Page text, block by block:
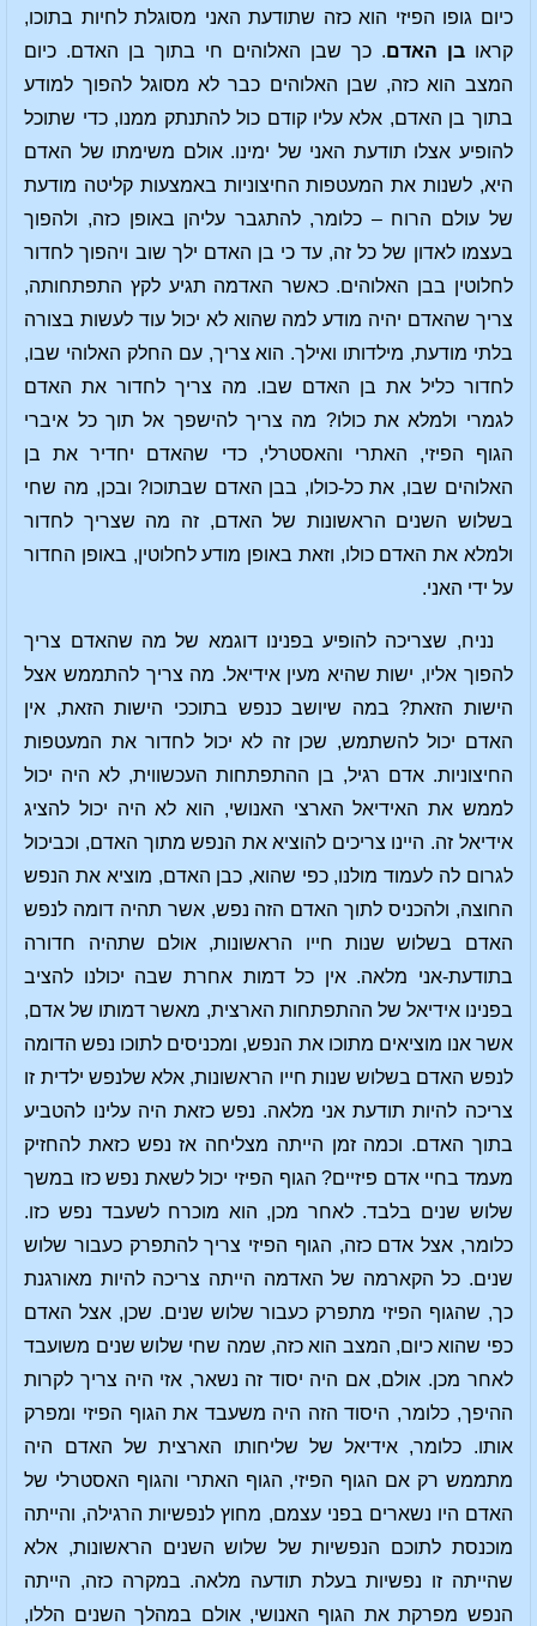
כיום גופו הפיזי הוא כזה שתודעת האני מסוגלת לחיות בתוכו,
קראובן האדם. כך שבן האלוהים חי בתוך בן האדם. כיום
המצב הוא כזה, שבן האלוהים כבר לא מסוגל להפוך למודע
בתוך בן האדם, אלא עליו קודם כול להתנתק ממנו, כדי שתוכל
להופיע אצלו תודעת האני של ימינו. אולם משימתו של האדם
היא, לשנות את המעטפות החיצוניות באמצעות קליטה מודעת
של עולם הרוח – כלומר, להתגבר עליהן באופן כזה, ולהפוך
בעצמו לאדון של כל זה, עד כי בן האדם ילך שוב ויהפוך לחדור
לחלוטין בבן האלוהים. כאשר האדמה תגיע לקץ התפתחותה,
צריך שהאדם יהיה מודע למה שהוא לא יכול עוד לעשות בצורה
בלתי מודעת, מילדותו ואילך. הוא צריך, עם החלק האלוהי שבו,
לחדור כליל את בן האדם שבו. מה צריך לחדור את האדם
לגמרי ולמלא את כולו? מה צריך להישפך אל תוך כל איברי
הגוף הפיזי, האתרי והאסטרלי, כדי שהאדם יחדיר את בן
האלוהים שבו, את כל-כולו, בבן האדם שבתוכו? ובכן, מה שחי
בשלוש השנים הראשונות של האדם, זה מה שצריך לחדור
ולמלא את האדם כולו, וזאת באופן מודע לחלוטין, באופן החדור
על ידי האני.
נניח, שצריכה להופיע בפנינו דוגמא של מה שהאדם צריך
להפוך אליו, ישות שהיא מעין אידיאל. מה צריך להתממש אצל
הישות הזאת? במה שיושב כנפש בתוככי הישות הזאת, אין
האדם יכול להשתמש, שכן זה לא יכול לחדור את המעטפות
החיצוניות. אדם רגיל, בן ההתפתחות העכשווית, לא היה יכול
לממש את האידיאל הארצי האנושי, הוא לא היה יכול להציג
אידיאל זה. היינו צריכים להוציא את הנפש מתוך האדם, וכביכול
לגרום לה לעמוד מולנו, כפי שהוא, כבן האדם, מוציא את הנפש
החוצה, ולהכניס לתוך האדם הזה נפש, אשר תהיה דומה לנפש
האדם בשלוש שנות חייו הראשונות, אולם שתהיה חדורה
בתודעת-אני מלאה. אין כל דמות אחרת שבה יכולנו להציב
בפנינו אידיאל של ההתפתחות הארצית, מאשר דמותו של אדם,
אשר אנו מוציאים מתוכו את הנפש, ומכניסים לתוכו נפש הדומה
לנפש האדם בשלוש שנות חייו הראשונות, אלא שלנפש ילדית זו
צריכה להיות תודעת אני מלאה. נפש כזאת היה עלינו להטביע
בתוך האדם. וכמה זמן הייתה מצליחה אז נפש כזאת להחזיק
מעמד בחיי אדם פיזיים? הגוף הפיזי יכול לשאת נפש כזו במשך
שלוש שנים בלבד. לאחר מכן, הוא מוכרח לשעבד נפש כזו.
כלומר, אצל אדם כזה, הגוף הפיזי צריך להתפרק כעבור שלוש
שנים. כל הקארמה של האדמה הייתה צריכה להיות מאורגנת
כך, שהגוף הפיזי מתפרק כעבור שלוש שנים. שכן, אצל האדם
כפי שהוא כיום, המצב הוא כזה, שמה שחי שלוש שנים משועבד
לאחר מכן. אולם, אם היה יסוד זה נשאר, אזי היה צריך לקרות
ההיפך, כלומר, היסוד הזה היה משעבד את הגוף הפיזי ומפרק
אותו. כלומר, אידיאל של שליחותו הארצית של האדם היה
מתממש רק אם הגוף הפיזי, הגוף האתרי והגוף האסטרלי של
האדם היו נשארים בפני עצמם, מחוץ לנפשיות הרגילה, והייתה
מוכנסת לתוכם הנפשיות של שלוש השנים הראשונות, אלא
שהייתה זו נפשיות בעלת תודעה מלאה. במקרה כזה, הייתה
הנפש מפרקת את הגוף האנושי, אולם במהלך השנים הללו,